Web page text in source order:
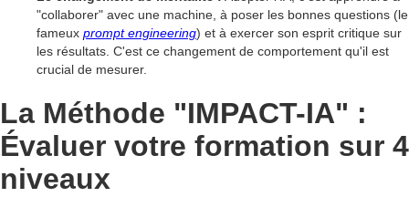
"collaborer" avec une machine, à poser les bonnes questions (le
fameux prompt engineering) et à exercer son esprit critique sur
les résultats. C'est ce changement de comportement qu'il est
crucial de mesurer.
La Méthode "IMPACT-IA" :
Évaluer votre formation sur 4
niveaux